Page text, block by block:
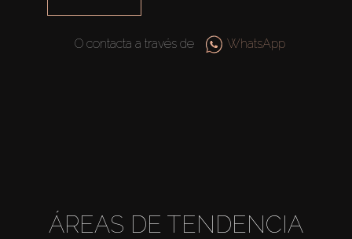
O contacta a través de WhatsApp
ÁREAS DE TENDENCIA